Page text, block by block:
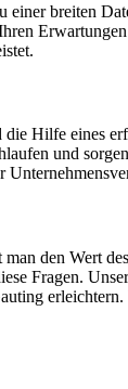
breiten
Hilfe eines
und
den Wert
Fragen.